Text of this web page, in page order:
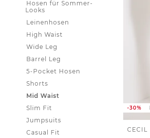
Hosen für Sommer-
Looks
Leinenhosen
High Waist
Wide Leg
Barrel Leg
5-Pocket Hosen
Shorts
Mid Waist
Slim Fit
Jumpsuits
Casual Fit
-30%
CECIL